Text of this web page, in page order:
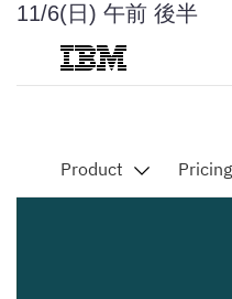
11/6(日) 午前 後半